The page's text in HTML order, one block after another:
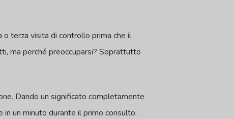
o terza visita di controllo prima che il
ma perché preoccuparsi? Soprattutto
Dando un significato completamente
un minuto durante il primo consulto.